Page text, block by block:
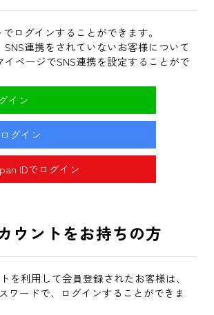
ログインすることができます。
SNS連携をされていないお客様について
イページでSNS連携を設定することがで
イン
グイン
IDでログイン
ウントをお持ちの方
を利用して会員登録されたお客様は、
ワードで、ログインすることができま